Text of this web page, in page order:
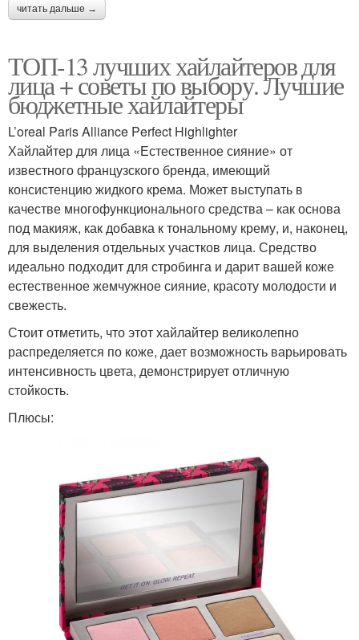
читать дальше →
ТОП-13 лучших хайлайтеров для
лица + советы по выбору. Лучшие
бюджетные хайлайтеры
L’oreal Paris Alliance Perfect Highlighter
Хайлайтер для лица «Естественное сияние» от
известного французского бренда, имеющий
консистенцию жидкого крема. Может выступать в
качестве многофункционального средства – как основа
под макияж, как добавка к тональному крему, и, наконец,
для выделения отдельных участков лица. Средство
идеально подходит для стробинга и дарит вашей коже
естественное жемчужное сияние, красоту молодости и
свежесть.
Стоит отметить, что этот хайлайтер великолепно
распределяется по коже, дает возможность варьировать
интенсивность цвета, демонстрирует отличную
стойкость.
Плюсы: